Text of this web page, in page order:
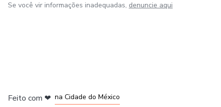
Se você vir informações inadequadas, denuncie aqui
Feito com ❤ na Cidade do México